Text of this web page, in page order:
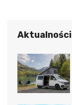
Aktualności